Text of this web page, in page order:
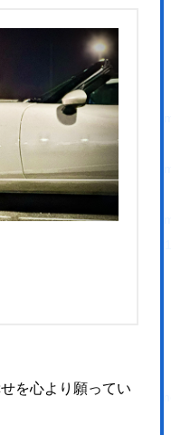
を心より願ってい
link topNav-link2">
width: 1023px)"
themes/wp-hajime2021/
themes/wp-hajime2021/
themes/wp-hajime2021/
themes/wp-
wp-content/themes/wp-